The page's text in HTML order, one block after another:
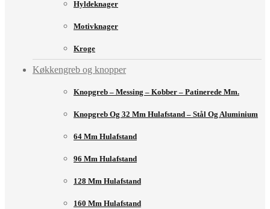
Hyldeknager
Motivknager
Kroge
Køkkengreb og knopper
Knopgreb – Messing – Kobber – Patinerede Mm.
Knopgreb Og 32 Mm Hulafstand – Stål Og Aluminium
64 Mm Hulafstand
96 Mm Hulafstand
128 Mm Hulafstand
160 Mm Hulafstand